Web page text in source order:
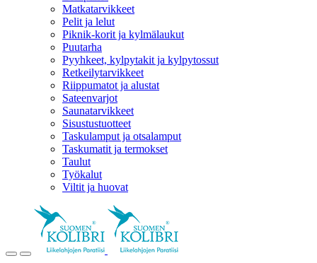
Matkatarvikkeet
Pelit ja lelut
Piknik-korit ja kylmälaukut
Puutarha
Pyyhkeet, kylpytakit ja kylpytossut
Retkeilytarvikkeet
Riippumatot ja alustat
Sateenvarjot
Saunatarvikkeet
Sisustustuotteet
Taskulamput ja otsalamput
Taskumatit ja termokset
Taulut
Työkalut
Viltit ja huovat